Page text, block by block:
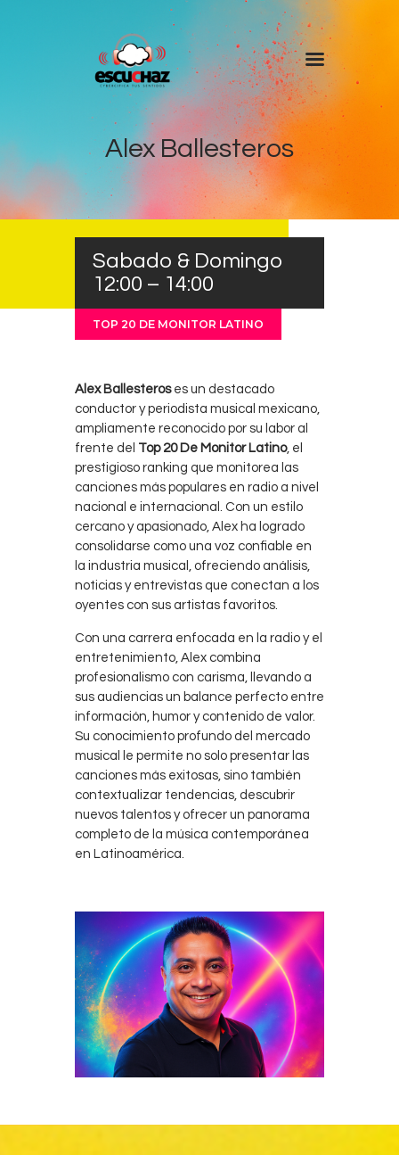
Alex Ballesteros
Inicio
Programas
DJ’s
Colaboradores
+ Escuchaz
Contacto
Sabado & Domingo
12:00 – 14:00
TOP 20 DE MONITOR LATINO
Alex Ballesteroses un destacado
conductor y periodista musical mexicano,
ampliamente reconocido por su labor al
frente del Top 20 De Monitor Latino, el
prestigioso ranking que monitorea las
canciones más populares en radio a nivel
nacional e internacional. Con un estilo
cercano y apasionado, Alex ha logrado
consolidarse como una voz confiable en
la industria musical, ofreciendo análisis,
noticias y entrevistas que conectan a los
oyentes con sus artistas favoritos.
Con una carrera enfocada en la radio y el
entretenimiento, Alex combina
profesionalismo con carisma, llevando a
sus audiencias un balance perfecto entre
información, humor y contenido de valor.
Su conocimiento profundo del mercado
musical le permite no solo presentar las
canciones más exitosas, sino también
contextualizar tendencias, descubrir
nuevos talentos y ofrecer un panorama
completo de la música contemporánea
en Latinoamérica.